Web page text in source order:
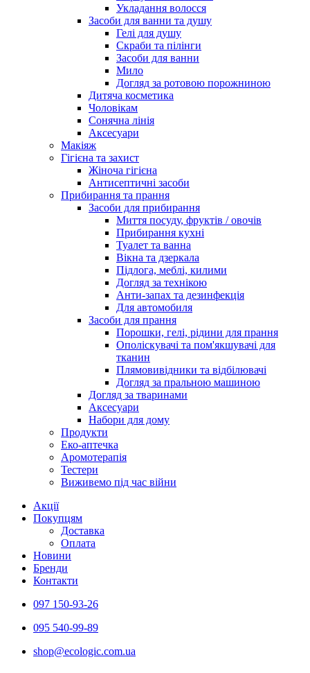
Укладання волосся
Засоби для ванни та душу
Гелі для душу
Скраби та пілінги
Засоби для ванни
Мило
Догляд за ротовою порожниною
Дитяча косметика
Чоловікам
Сонячна лінія
Аксесуари
Макіяж
Гігієна та захист
Жіноча гігієна
Антисептичні засоби
Прибирання та прання
Засоби для прибирання
Миття посуду, фруктів / овочів
Прибирання кухні
Туалет та ванна
Вікна та дзеркала
Підлога, меблі, килими
Догляд за технікою
Анти-запах та дезинфекція
Для автомобиля
Засоби для прання
Порошки, гелі, рідини для прання
Ополіскувачі та пом'якшувачі для
тканин
Плямовивідники та відбілювачі
Догляд за пральною машиною
Догляд за тваринами
Аксесуари
Набори для дому
Продукти
Еко-аптечка
Аромотерапія
Тестери
Виживемо під час війни
Акції
Покупцям
Доставка
Оплата
Новини
Бренди
Контакти
097 150-93-26
095 540-99-89
shoр@ecologic.com.ua